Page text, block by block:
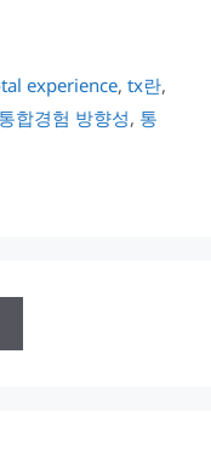
experience, tx란,
통합경험 방향성, 통